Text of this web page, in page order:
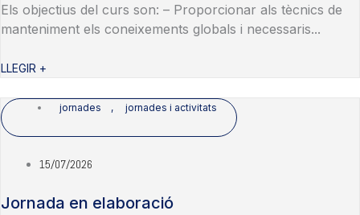
Els objectius del curs son: – Proporcionar als tècnics de
manteniment els coneixements globals i necessaris...
LLEGIR +
jornades , jornades i activitats
15/07/2026
Jornada en elaboració